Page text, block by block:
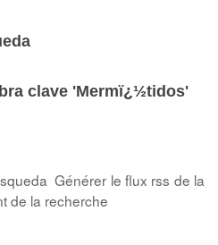
clave 'Mermï¿½tidos'
Générer le flux rss de la
de la recherche